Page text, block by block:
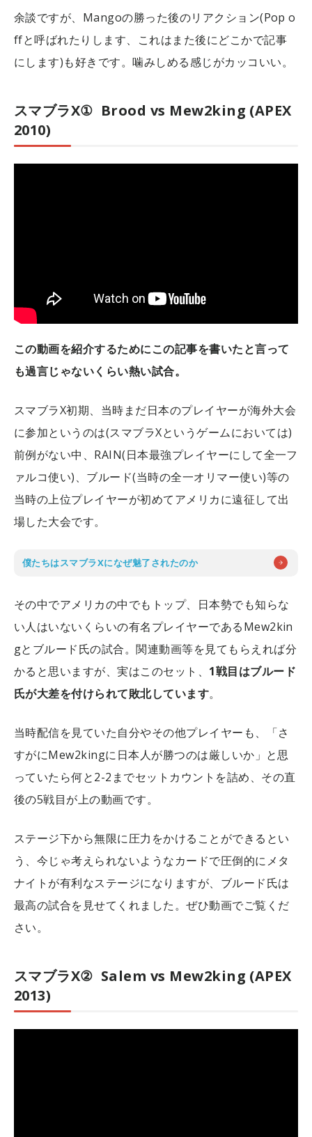
余談ですが、Mangoの勝った後のリアクション(Pop o
ffと呼ばれたりします、これはまた後にどこかで記事
にします)も好きです。噛みしめる感じがカッコいい。
スマブラX① Brood vs Mew2king (APEX
2010)
この動画を紹介するためにこの記事を書いたと言って
も過言じゃないくらい熱い試合。
スマブラX初期、当時まだ日本のプレイヤーが海外大会
に参加というのは(スマブラXというゲームにおいては)
前例がない中、RAIN(日本最強プレイヤーにして全一フ
ァルコ使い)、ブルード(当時の全一オリマー使い)等の
当時の上位プレイヤーが初めてアメリカに遠征して出
場した大会です。
僕たちはスマブラXになぜ魅了されたのか
その中でアメリカの中でもトップ、日本勢でも知らな
い人はいないくらいの有名プレイヤーであるMew2kin
gとブルード氏の試合。関連動画等を見てもらえれば分
かると思いますが、実はこのセット、 1戦目はブルード
氏が大差を付けられて敗北しています。
当時配信を見ていた自分やその他プレイヤーも、「さ
すがにMew2kingに日本人が勝つのは厳しいか」と思
っていたら何と2-2までセットカウントを詰め、その直
後の5戦目が上の動画です。
ステージ下から無限に圧力をかけることができるとい
う、今じゃ考えられないようなカードで圧倒的にメタ
ナイトが有利なステージになりますが、ブルード氏は
最高の試合を見せてくれました。ぜひ動画でご覧くだ
さい。
スマブラX② Salem vs Mew2king (APEX
2013)